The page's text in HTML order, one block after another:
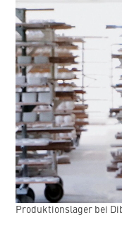
Produktionslager bei